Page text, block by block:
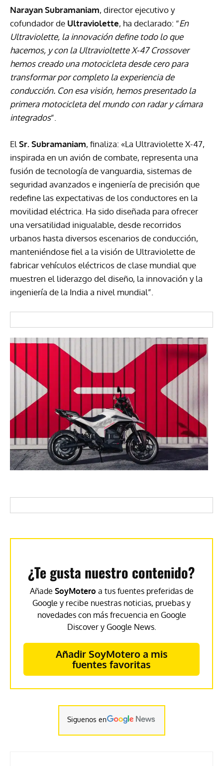
Narayan Subramaniam, director ejecutivo y
cofundador de Ultraviolette, ha declarado: “En
Ultraviolette, la innovación define todo lo que
hacemos, y con la Ultravioltette X-47 Crossover
hemos creado una motocicleta desde cero para
transformar por completo la experiencia de
conducción. Con esa visión, hemos presentado la
primera motocicleta del mundo con radar y cámara
integrados”.
ElSr. Subramaniam, finaliza: «La Ultraviolette X-47,
inspirada en un avión de combate, representa una
fusión de tecnología de vanguardia, sistemas de
seguridad avanzados e ingeniería de precisión que
redefine las expectativas de los conductores en la
movilidad eléctrica. Ha sido diseñada para ofrecer
una versatilidad inigualable, desde recorridos
urbanos hasta diversos escenarios de conducción,
manteniéndose fiel a la visión de Ultraviolette de
fabricar vehículos eléctricos de clase mundial que
muestren el liderazgo del diseño, la innovación y la
ingeniería de la India a nivel mundial”.
¿Te gusta nuestro contenido?
Añade SoyMotero a tus fuentes preferidas de
Google y recibe nuestras noticias, pruebas y
novedades con más frecuencia en Google
Discover y Google News.
Añadir SoyMotero a mis
fuentes favoritas
Siguenos en